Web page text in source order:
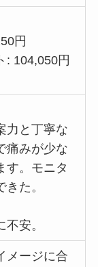
円
: 104,050円
力と丁寧な
痛みが少な
。 モニタ
た。
安。
メージに合